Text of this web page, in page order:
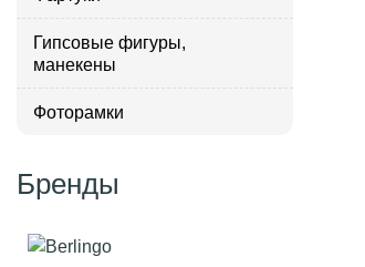
Гипсовые фигуры,
манекены
Фоторамки
Бренды